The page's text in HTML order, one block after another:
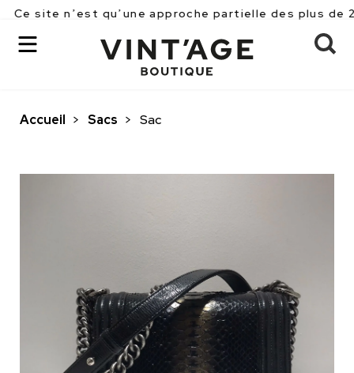
n’est qu’une approche partielle des plus de 2500
Accueil > Sacs > Sac